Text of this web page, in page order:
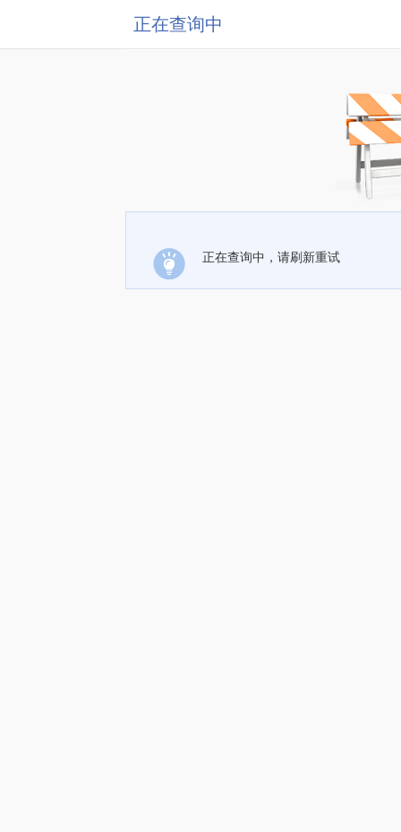
正在查询中
正在查询中，请刷新重试